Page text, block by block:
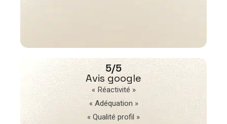
5/5
Avis google
« Réactivité »
« Adéquation »
« Qualité profil »